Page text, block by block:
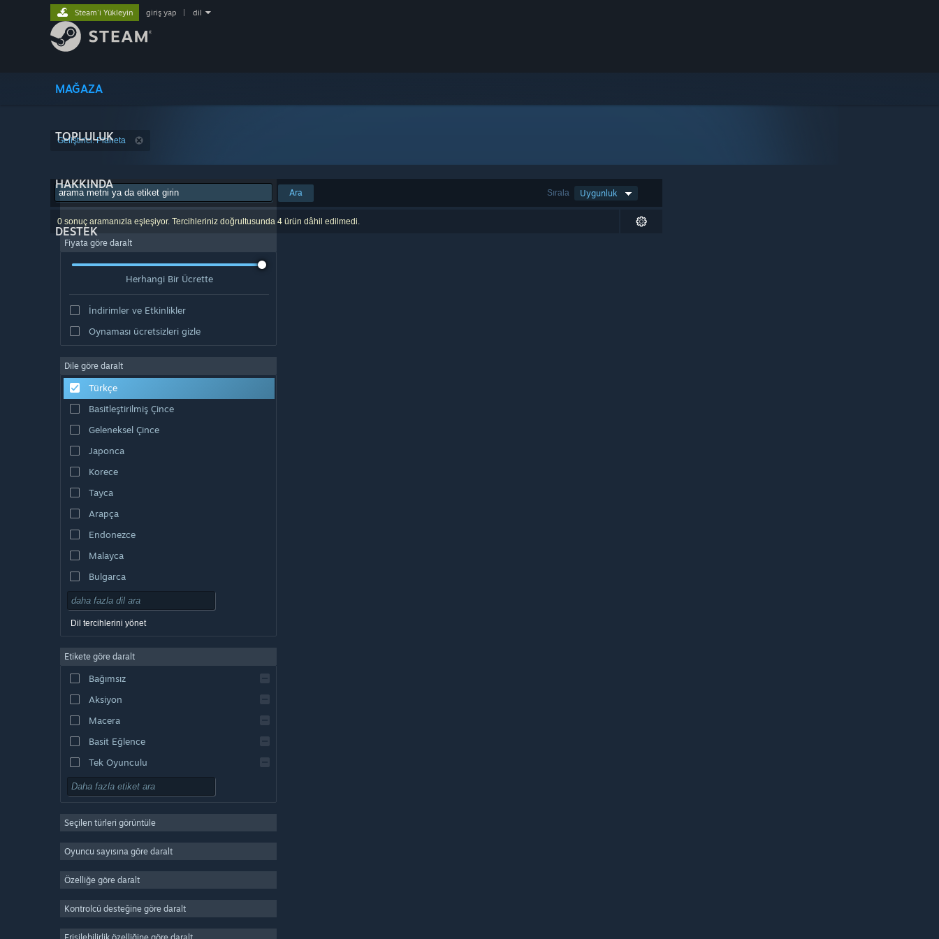
MAĞAZA
TOPLULUK
HAKKINDA
DESTEK
Steam'i Yükleyin giriş yap dil
Geliştirici: Planeta
Sırala Uygunluk
Ara
0 sonuç aramanızla eşleşiyor. Tercihleriniz doğrultusunda 4 ürün dâhil edilmedi.
Fiyata göre daralt
Herhangi Bir Ücrette
İndirimler ve Etkinlikler
Oynaması ücretsizleri gizle
Dile göre daralt
Türkçe
Basitleştirilmiş Çince
Geleneksel Çince
Japonca
Korece
Tayca
Arapça
Endonezce
Malayca
Bulgarca
Çekçe
Danca
İngilizce
Kastilya İspanyolcası
Latin Amerika İspanyolcası
Dil tercihlerini yönet
Etikete göre daralt
Bağımsız
Aksiyon
Macera
Basit Eğlence
Tek Oyunculu
Simülasyon
Strateji
3D
Oynaması Ücretsiz
Seçilen türleri görüntüle
Oyuncu sayısına göre daralt
Özelliğe göre daralt
Kontrolcü desteğine göre daralt